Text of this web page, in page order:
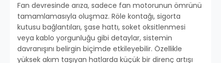
Fan devresinde arıza, sadece fan motorunun ömrünü
tamamlamasıyla oluşmaz. Röle kontağı, sigorta
kutusu bağlantıları, şase hattı, soket oksitlenmesi
veya kablo yorgunluğu gibi detaylar, sistemin
davranışını belirgin biçimde etkileyebilir. Özellikle
yüksek akım taşıyan hatlarda küçük bir direnç artışı